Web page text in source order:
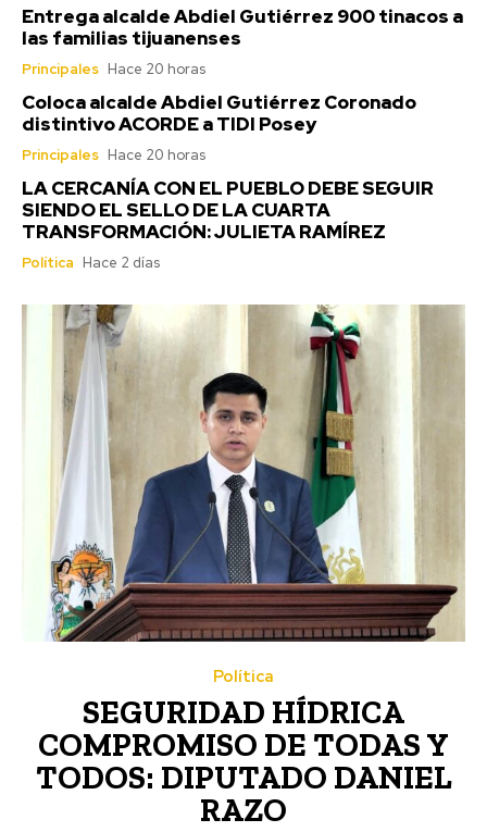
Entrega alcalde Abdiel Gutiérrez 900 tinacos a
las familias tijuanenses
Principales Hace 20 horas
Coloca alcalde Abdiel Gutiérrez Coronado
distintivo ACORDE a TIDI Posey
Principales Hace 20 horas
LA CERCANÍA CON EL PUEBLO DEBE SEGUIR
SIENDO EL SELLO DE LA CUARTA
TRANSFORMACIÓN: JULIETA RAMÍREZ
Política Hace 2 días
Política
SEGURIDAD HÍDRICA
COMPROMISO DE TODAS Y
TODOS: DIPUTADO DANIEL
RAZO